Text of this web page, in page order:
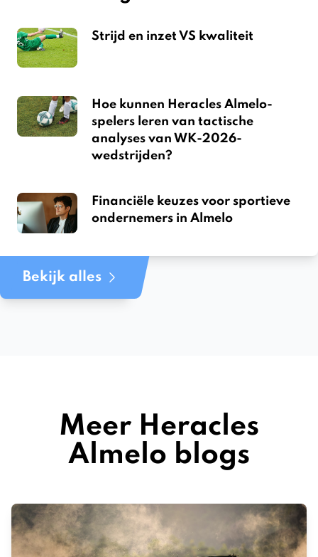
Strijd en inzet VS kwaliteit
Hoe kunnen Heracles Almelo-
spelers leren van tactische
analyses van WK-2026-
wedstrijden?
Financiële keuzes voor sportieve
ondernemers in Almelo
Bekijk alles
Meer Heracles
Almelo blogs